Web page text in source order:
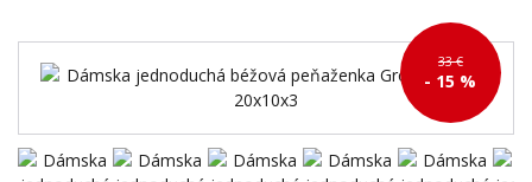
33 €
- 15 %